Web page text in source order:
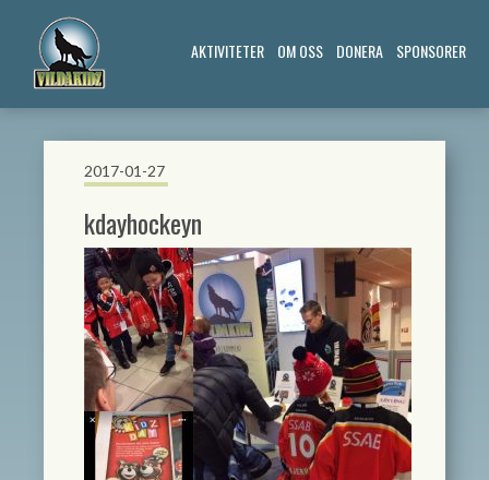
AKTIVITETER OM OSS DONERA SPONSORER
2017-01-27
kdayhockeyn